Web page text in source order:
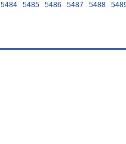
5484 5485 5486 5487 5488